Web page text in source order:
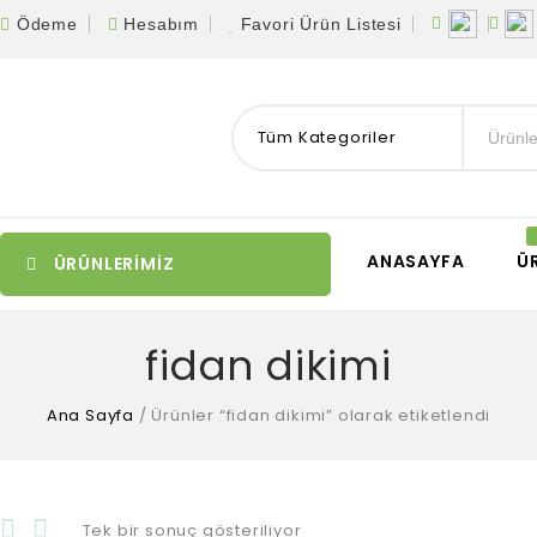
Ödeme Hesabım Favori Ürün Listesi
Tüm Kategoriler
ÜRÜNLERİMİZ ANASAYFA
fidan dikimi
Ana Sayfa / Ürünler “fidan dikimi” olarak etiketlendi
Tek bir sonuç gösteriliyor